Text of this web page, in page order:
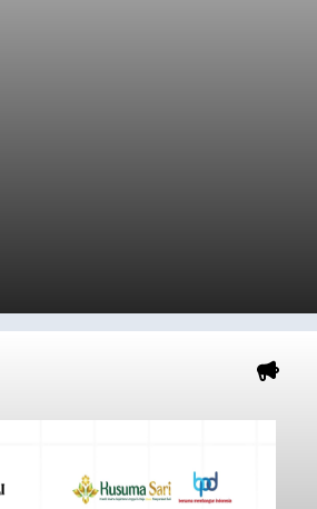
dan Masatua
Inklusi Sosial (TPBIS).
siswa kelas IV dan V SD